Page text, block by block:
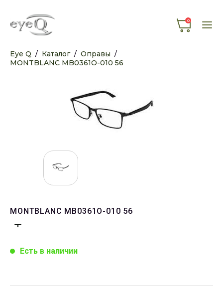
0
Eye Q / Каталог/ Оправы /
MONTBLANC MB0361O-010 56
MONTBLANC MB0361O-010 56
Есть в наличии